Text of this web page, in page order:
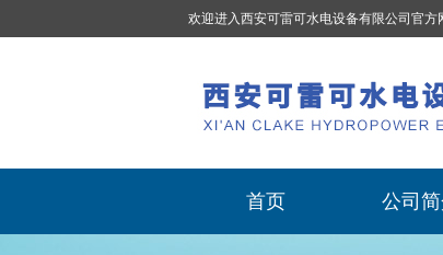
欢迎进入西安可雷可水电设备有限公司官方
首页 公司